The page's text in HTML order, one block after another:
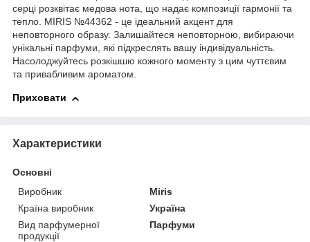
серці розквітає медова нота, що надає композиції гармонії та
тепло. MIRIS №44362 - це ідеальний акцент для
неповторного образу. Залишайтеся неповторною, вибираючи
унікальні парфуми, які підкреслять вашу індивідуальність.
Насолоджуйтесь розкішшю кожного моменту з цим чуттєвим
та привабливим ароматом.
Приховати
Характеристики
Основні
Виробник
Miris
Країна виробник
Україна
Вид парфумерної
продукції
Парфуми